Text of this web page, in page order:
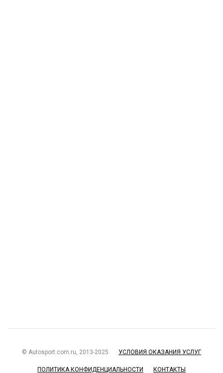
© Autosport.com.ru, 2013-2025 УСЛОВИЯ ОКАЗАНИЯ УСЛУГ
ПОЛИТИКА КОНФИДЕНЦИАЛЬНОСТИ КОНТАКТЫ